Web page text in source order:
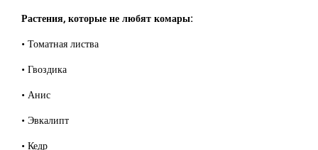
Растения, которые не любят комары:
• Томатная листва
• Гвоздика
• Анис
• Эвкалипт
• Кедр